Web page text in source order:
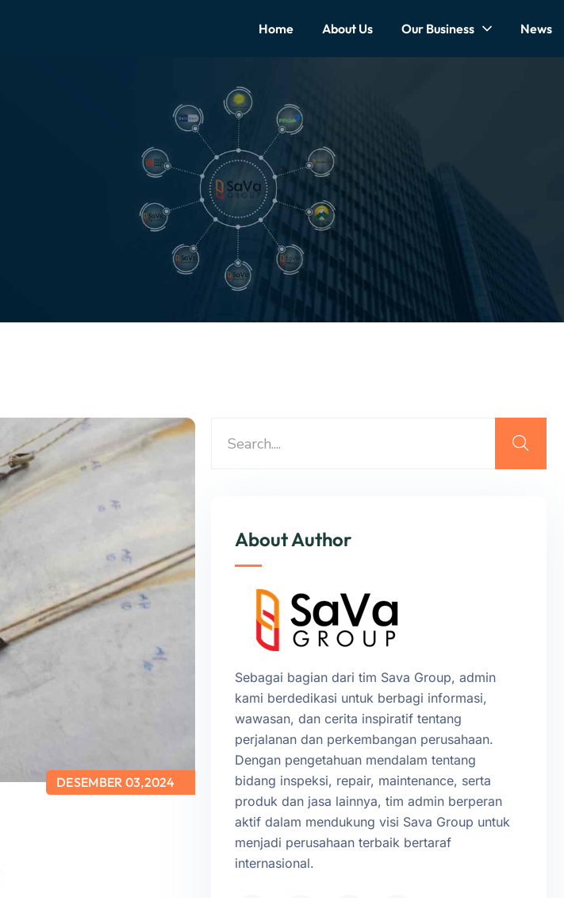
Home About Us Our Business News
DESEMBER 03,2024
About Author
Sebagai bagian dari tim Sava Group, admin
kami berdedikasi untuk berbagi informasi,
wawasan, dan cerita inspiratif tentang
perjalanan dan perkembangan perusahaan.
Dengan pengetahuan mendalam tentang
bidang inspeksi, repair, maintenance, serta
produk dan jasa lainnya, tim admin berperan
aktif dalam mendukung visi Sava Group untuk
menjadi perusahaan terbaik bertaraf
internasional.